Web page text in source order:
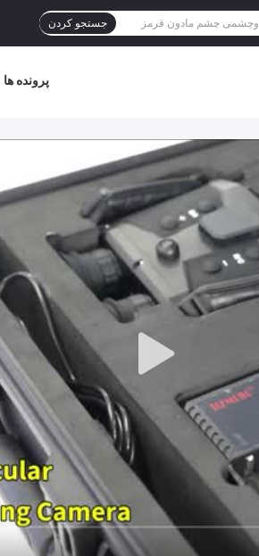
جستجو کردن
پرونده ها